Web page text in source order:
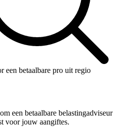
een betaalbare pro uit regio
een betaalbare belastingadviseur
voor jouw aangiftes.